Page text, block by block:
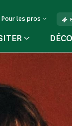
Pour les pros